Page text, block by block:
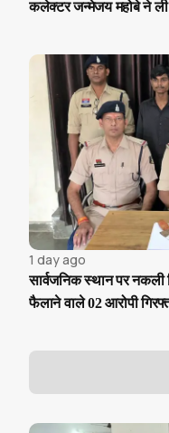
कलेक्टर जन्मेजय महोबे ने ली
1 day ago
सार्वजनिक स्थान पर
फैलाने वाले 02 आरोपी